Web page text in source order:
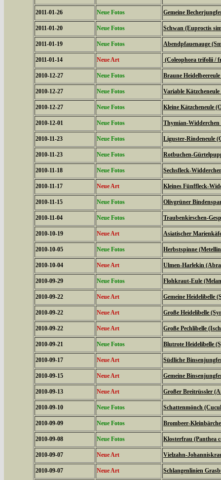
2011-01-26 Neue Fotos Gemeine
2011-01-20 Neue Fotos Schwan (Euproctis
2011-01-19 Neue Fotos Abendpfauenauge
2011-01-14 Neue Art (Coleophora trifolii /
2010-12-27 Neue Fotos Braune
2010-12-27 Neue Fotos Variable
2010-12-27 Neue Fotos Kleine Kätzcheneule
2010-12-01 Neue Fotos Thymian-
2010-11-23 Neue Fotos Liguster-Rindeneule
2010-11-23 Neue Fotos Rotbuchen-
2010-11-18 Neue Fotos Sechsfleck-
2010-11-17 Neue Art Kleines Fünffleck-
2010-11-15 Neue Fotos Olivgrüner
2010-11-04 Neue Fotos Traubenkirschen-
2010-10-19 Neue Art Asiatischer
2010-10-05 Neue Fotos Herbstspinne
2010-10-04 Neue Art Ulmen-Harlekin
2010-09-29 Neue Fotos Flohkraut-Eule
2010-09-22 Neue Art Gemeine Heidelibelle
2010-09-22 Neue Art Große Heidelibelle
2010-09-22 Neue Art Große Pechlibelle
2010-09-21 Neue Fotos Blutrote Heidelibelle
2010-09-17 Neue Art Südliche
2010-09-15 Neue Art Gemeine
2010-09-13 Neue Art Großer Breitrüssler
2010-09-10 Neue Fotos Schattenmönch
2010-09-09 Neue Fotos Brombeer-
2010-09-08 Neue Fotos Klosterfrau (Panthea
2010-09-07 Neue Art Vielzahn-
2010-09-07 Neue Art Schlangenlinien